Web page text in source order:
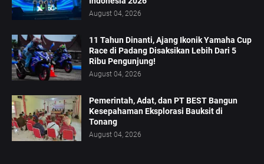
August 04, 2026
11 Tahun Dinanti, Ajang Ikonik Yamaha Cup
Race di Padang Disaksikan Lebih Dari 5
Ribu Pengunjung!
August 04, 2026
Pemerintah, Adat, dan PT BEST Bangun
Kesepahaman Eksplorasi Bauksit di
Tonang
August 04, 2026